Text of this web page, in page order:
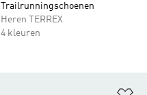
Trailrunningschoenen
Heren TERREX
4 kleuren